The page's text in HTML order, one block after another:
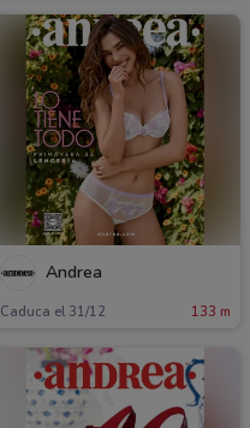
Andrea
Caduca el 31/12 133 m